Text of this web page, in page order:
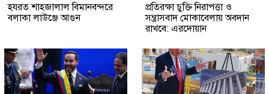
হযরত শাহজালাল বিমানবন্দরে
বলাকা লাউঞ্জে আগুন
প্রতিরক্ষা চুক্তি নিরাপত্তা ও
সন্ত্রাসবাদ মোকাবেলায় অবদান
রাখবে: এরদোয়ান